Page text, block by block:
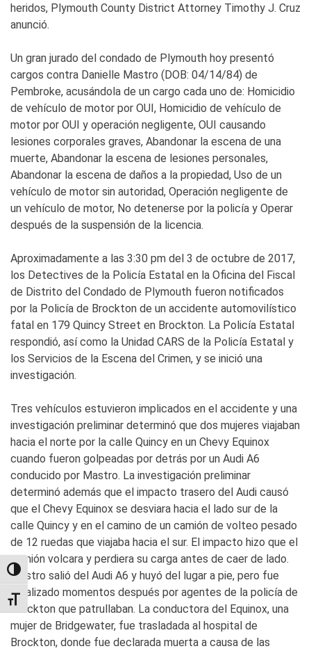
TOGGLE HIGH CONTRAST
TOGGLE FONT SIZE
heridos, Plymouth County District Attorney Timothy J. Cruz
anunció.
Un gran jurado del condado de Plymouth hoy presentó
cargos contra Danielle Mastro (DOB: 04/14/84) de
Pembroke, acusándola de un cargo cada uno de: Homicidio
de vehículo de motor por OUI, Homicidio de vehículo de
motor por OUI y operación negligente, OUI causando
lesiones corporales graves, Abandonar la escena de una
muerte, Abandonar la escena de lesiones personales,
Abandonar la escena de daños a la propiedad, Uso de un
vehículo de motor sin autoridad, Operación negligente de
un vehículo de motor, No detenerse por la policía y Operar
después de la suspensión de la licencia.
Aproximadamente a las 3:30 pm del 3 de octubre de 2017,
los Detectives de la Policía Estatal en la Oficina del Fiscal
de Distrito del Condado de Plymouth fueron notificados
por la Policía de Brockton de un accidente automovilístico
fatal en 179 Quincy Street en Brockton. La Policía Estatal
respondió, así como la Unidad CARS de la Policía Estatal y
los Servicios de la Escena del Crimen, y se inició una
investigación.
Tres vehículos estuvieron implicados en el accidente y una
investigación preliminar determinó que dos mujeres viajaban
hacia el norte por la calle Quincy en un Chevy Equinox
cuando fueron golpeadas por detrás por un Audi A6
conducido por Mastro. La investigación preliminar
determinó además que el impacto trasero del Audi causó
que el Chevy Equinox se desviara hacia el lado sur de la
calle Quincy y en el camino de un camión de volteo pesado
de 12 ruedas que viajaba hacia el sur. El impacto hizo que el
camión volcara y perdiera su carga antes de caer de lado.
Mastro salió del Audi A6 y huyó del lugar a pie, pero fue
localizado momentos después por agentes de la policía de
Brockton que patrullaban. La conductora del Equinox, una
mujer de Bridgewater, fue trasladada al hospital de
Brockton, donde fue declarada muerta a causa de las